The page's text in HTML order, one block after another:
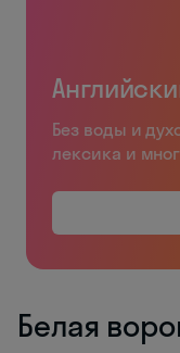
Без воды и
лексика и
Белая